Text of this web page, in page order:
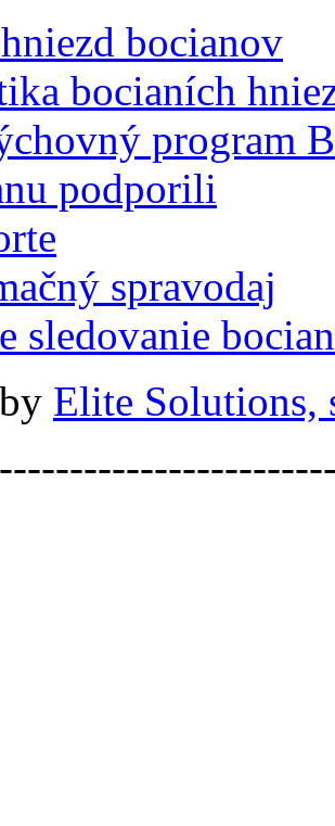
bocianov
bocianích
program
podporili
spravodaj
sledovanie
Elite Solutions,